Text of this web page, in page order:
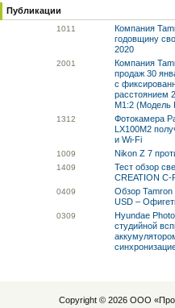
Публикации
1011
Компания
годовщину
2020
2001
Компания
продаж 30
с
расстоянием
M1:2 (Модель
1312
Фотокамера
LX100M2
и Wi-Fi
1009 Nikon Z 7
1409
Тест обзор
CREATION C-
0409
Обзор Tamron
USD –
0309
Hyundae
студийной
Copyright © 2026 ООО «